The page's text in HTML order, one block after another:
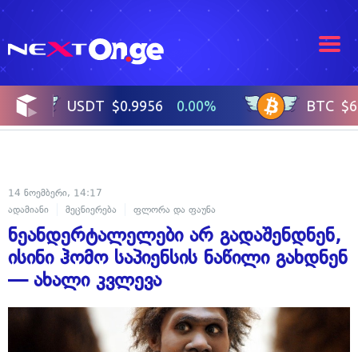
14 ნოემბერი, 14:17
ადამიანი
მეცნიერება ფლორა და ფაუნა
ნეანდერტალელები არ გადაშენდნენ,
ისინი ჰომო საპიენსის ნაწილი გახდნენ
— ახალი კვლევა